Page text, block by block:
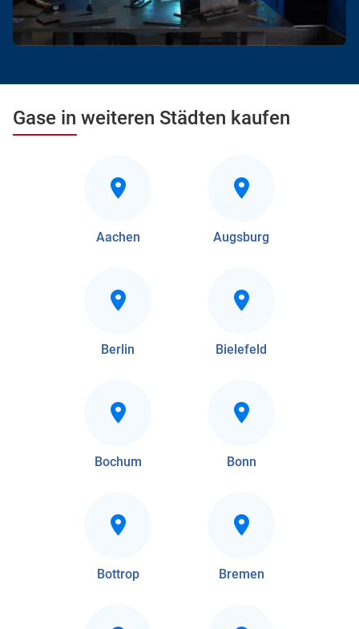
Gase in weiteren Städten kaufen
Aachen Augsburg
Berlin Bielefeld
Bochum Bonn
Bottrop Bremen